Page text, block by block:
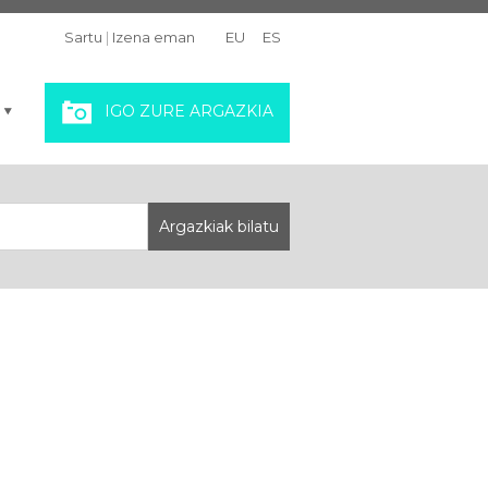
Sartu | Izena eman EU ES
IGO ZURE ARGAZKIA